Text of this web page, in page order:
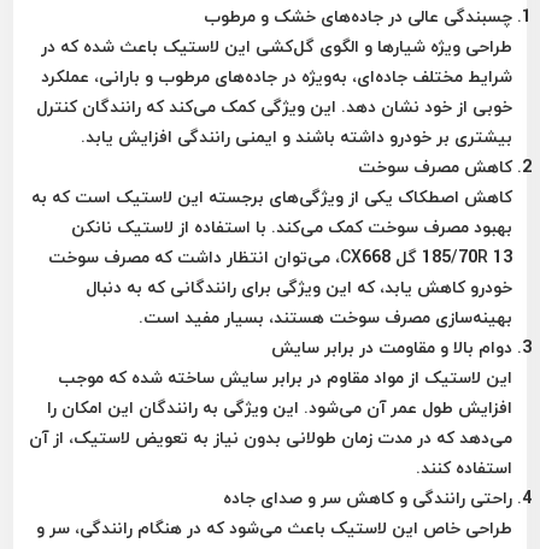
چسبندگی عالی در جاده‌های خشک و مرطوب
طراحی ویژه شیارها و الگوی گل‌کشی این لاستیک باعث شده که در
شرایط مختلف جاده‌ای، به‌ویژه در جاده‌های مرطوب و بارانی، عملکرد
خوبی از خود نشان دهد. این ویژگی کمک می‌کند که رانندگان کنترل
بیشتری بر خودرو داشته باشند و ایمنی رانندگی افزایش یابد.
کاهش مصرف سوخت
کاهش اصطکاک یکی از ویژگی‌های برجسته این لاستیک است که به
بهبود مصرف سوخت کمک می‌کند. با استفاده از لاستیک نانکن
185/70R 13 گل CX668، می‌توان انتظار داشت که مصرف سوخت
خودرو کاهش یابد، که این ویژگی برای رانندگانی که به دنبال
بهینه‌سازی مصرف سوخت هستند، بسیار مفید است.
دوام بالا و مقاومت در برابر سایش
این لاستیک از مواد مقاوم در برابر سایش ساخته شده که موجب
افزایش طول عمر آن می‌شود. این ویژگی به رانندگان این امکان را
می‌دهد که در مدت زمان طولانی بدون نیاز به تعویض لاستیک، از آن
استفاده کنند.
راحتی رانندگی و کاهش سر و صدای جاده
طراحی خاص این لاستیک باعث می‌شود که در هنگام رانندگی، سر و